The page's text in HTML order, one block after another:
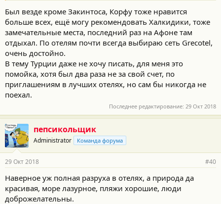
Был везде кроме Закинтоса, Корфу тоже нравится
больше всех, ещё могу рекомендовать Халкидики, тоже
замечательные места, последний раз на Афоне там
отдыхал. По отелям почти всегда выбираю сеть Grecotel,
очень достойно.
В тему Турции даже не хочу писать, для меня это
помойка, хотя был два раза не за свой счет, по
приглашениям в лучших отелях, но сам бы никогда не
поехал.
Последнее редактирование: 29 Окт 2018
пепсикольщик
Administrator Команда форума
29 Окт 2018 #40
Наверное уж полная разруха в отелях, а природа да
красивая, море лазурное, пляжи хорошие, люди
доброжелательны.